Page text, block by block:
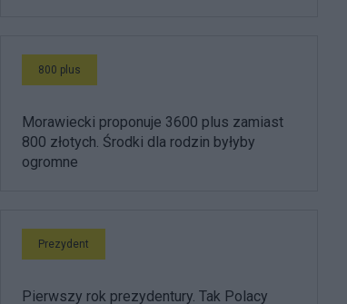
800 plus
Morawiecki proponuje 3600 plus zamiast
800 złotych. Środki dla rodzin byłyby
ogromne
Prezydent
Pierwszy rok prezydentury. Tak Polacy